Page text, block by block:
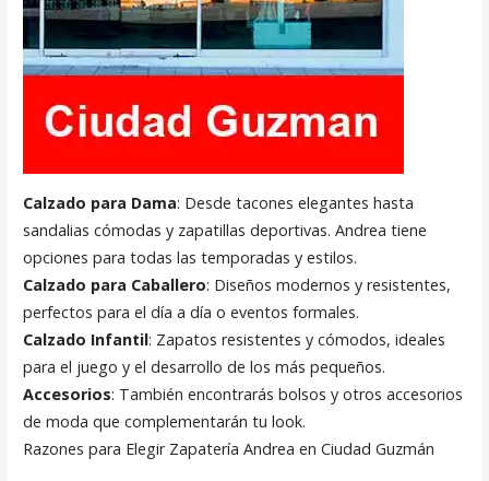
Calzado para Dama: Desde tacones elegantes hasta
sandalias cómodas y zapatillas deportivas. Andrea tiene
opciones para todas las temporadas y estilos.
Calzado para Caballero: Diseños modernos y resistentes,
perfectos para el día a día o eventos formales.
Calzado Infantil: Zapatos resistentes y cómodos, ideales
para el juego y el desarrollo de los más pequeños.
Accesorios: También encontrarás bolsos y otros accesorios
de moda que complementarán tu look.
Razones para Elegir Zapatería Andrea en Ciudad Guzmán